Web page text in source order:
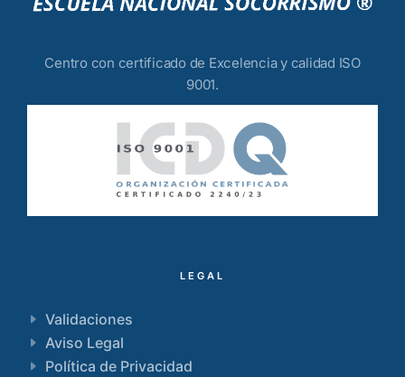
Centro con certificado de Excelencia y calidad ISO
9001.
LEGAL
Validaciones
Aviso Legal
Política de Privacidad